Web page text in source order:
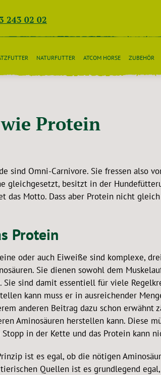
243 02 02
NATURFUTTER ATCOM HORSE ZUBEHÖR
Protein
sind Omni-Carnivore. Sie fressen also
gleichgesetzt, besitzt in der
das Motto. Dass aber Protein nicht
Protein
oder auch Eiweiße sind komplexe,
Sie dienen sowohl dem
Sie sind damit essentiell für viele
kann muss er in ausreichender
anderen Beitrag dazu schon erwähnt
Aminosäuren herstellen kann. Diese
Stopp in der Kette und das Protein kann
ist es egal, ob die nötigen
Quellen ist es grundlegend